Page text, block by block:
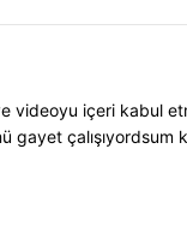
videoyu içeri kabul
çalışıyordsum